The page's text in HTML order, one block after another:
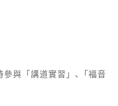
與「講道實習」、｢福音